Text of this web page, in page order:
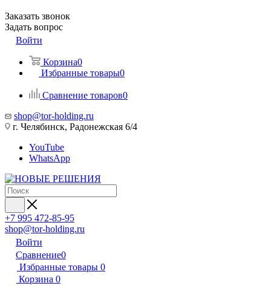
Заказать звонок
Задать вопрос
Войти
Корзина0
Избранные товары0
Сравнение товаров0
shop@tor-holding.ru
г. Челябинск, Радонежская 6/4
YouTube
WhatsApp
+7 995 472-85-95
shop@tor-holding.ru
Войти
Сравнение0
Избранные товары 0
Корзина 0